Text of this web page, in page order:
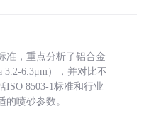
准，重点分析了铝合金
3.2-6.3μm），并对比不
ISO 8503-1标准和行业
喷砂参数。